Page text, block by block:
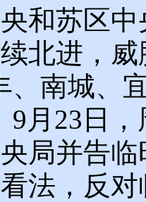
和苏区
北进，
、南城、
9月23日
局并告
法，反